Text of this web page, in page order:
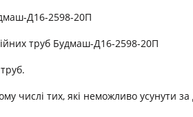
Д16-2598-20П
труб Будмаш-Д16-2598-20П
числі тих, які неможливо усунути